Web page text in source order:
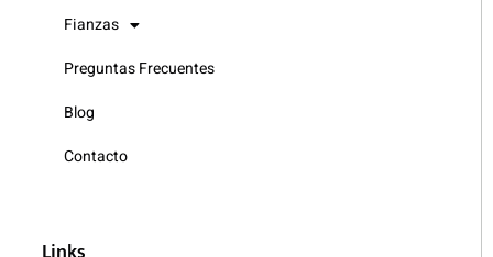
Fianzas
Preguntas Frecuentes
Blog
Contacto